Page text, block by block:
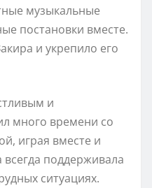
музыкальные
постановки вместе.
и укрепило его
и
много времени со
играя вместе и
поддерживала
ситуациях.